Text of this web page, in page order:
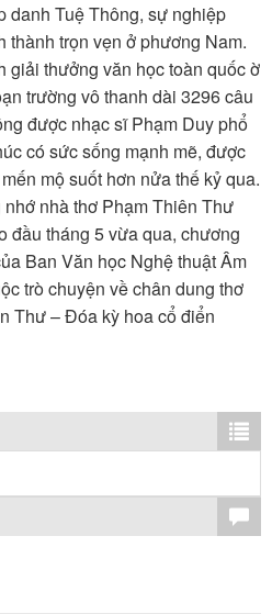
danh Tuệ Thông, sự nghiệp
thành trọn vẹn ở phương Nam.
giải thưởng văn học toàn quốc ờ
trường vô thanh dài 3296 câu
được nhạc sĩ Phạm Duy phổ
có sức sống mạnh mẽ, được
mộ suốt hơn nửa thế kỷ qua.
nhà thơ Phạm Thiên Thư
đầu tháng 5 vừa qua, chương
Ban Văn học Nghệ thuật Âm
trò chuyện về chân dung thơ
Thư – Đóa kỳ hoa cổ điển